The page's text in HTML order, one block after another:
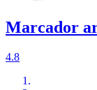
Marcador
4.8